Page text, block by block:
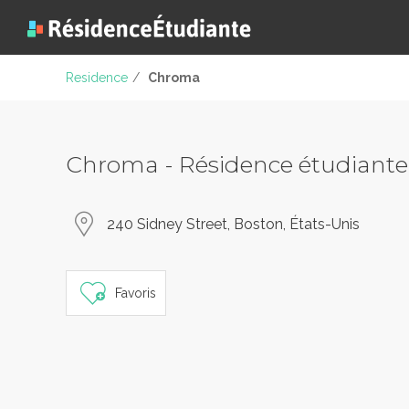
Residence / Chroma
Chroma - Résidence étudiante
240 Sidney Street, Boston, États-Unis
Favoris